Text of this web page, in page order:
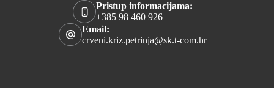
Pristup informacijama:
+385 98 460 926
Email:
crveni.kriz.petrinja@sk.t-com.hr